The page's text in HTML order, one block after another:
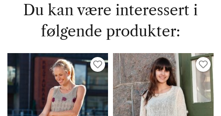
Du kan være interessert i
følgende produkter: